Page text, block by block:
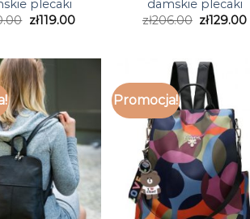
plecaki
zł119.00
damskie plecaki
zł206.00 zł129.00
Promocja!